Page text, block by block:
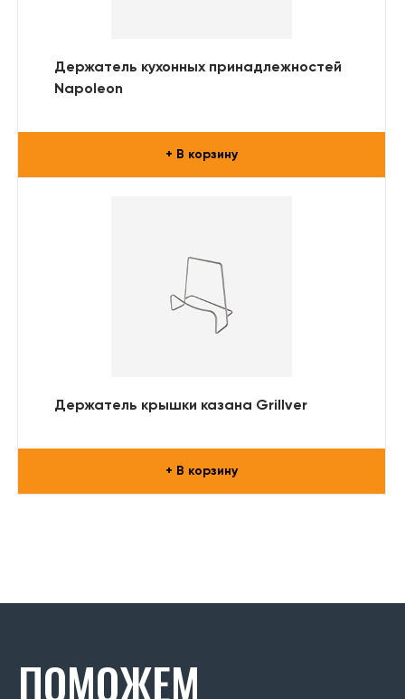
Держатель кухонных принадлежностей
Napoleon
+ В корзину
Держатель крышки казана Grillver
+ В корзину
ПОМОЖЕМ